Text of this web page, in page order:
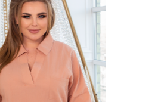
Немає в наявності